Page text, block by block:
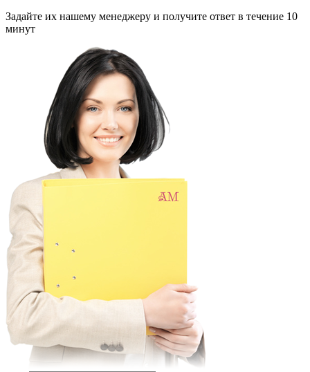
Задайте их нашему менеджеру и получите ответ в течение 10
минут